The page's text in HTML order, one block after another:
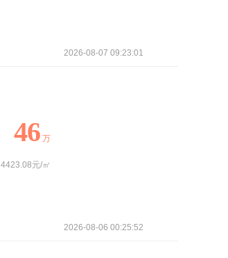
2026-08-07 09:23:01
46 万
4423.08元/㎡
2026-08-06 00:25:52